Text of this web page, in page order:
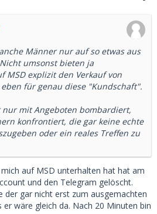
Männer nur auf so etwas aus
umsonst bieten ja
MSD explizit den Verkauf von
für genau diese "Kundschaft".
nur mit Angeboten bombardiert,
konfrontiert, die gar keine echte
oder ein reales Treffen zu
auf MSD unterhalten hat hat am
und den Telegram gelöscht.
der gar nicht erst zum ausgemachten
wäre gleich da. Nach 20 Minuten bin